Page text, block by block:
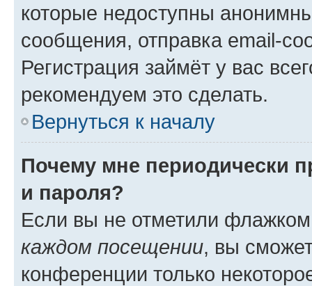
которые недоступны
сообщения, отправка email-
Регистрация займёт у вас
рекомендуем это сделать.
Вернуться к началу
Почему мне периодически
и пароля?
Если вы не отметили
каждом посещении, вы
конференции только